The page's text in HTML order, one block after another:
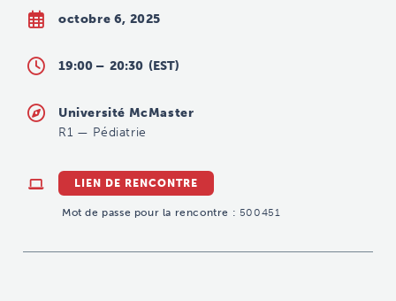
octobre 6, 2025
19:00 – 20:30 (EST)
Université McMaster
R1 — Pédiatrie
LIEN DE RENCONTRE
Mot de passe pour la rencontre : 500451